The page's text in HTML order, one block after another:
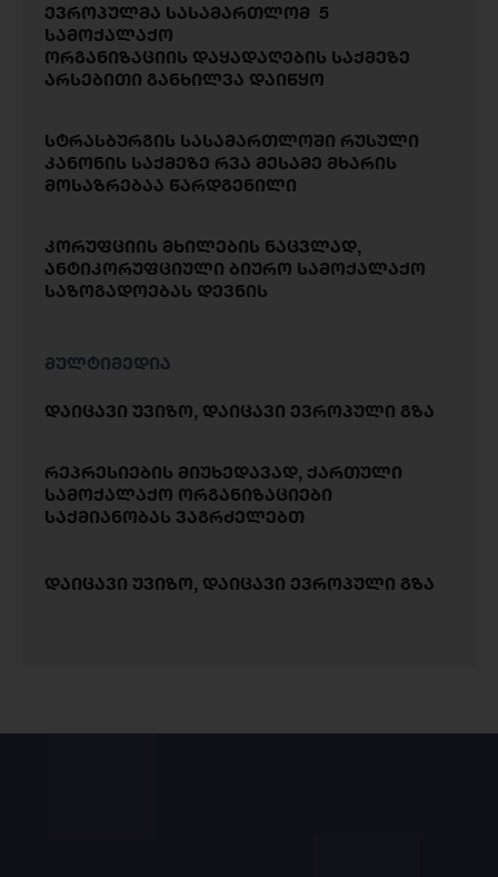
ევროპულმა სასამართლომ 5
სამოქალაქო
ორგანიზაციის დაყადაღების საქმეზე
არსებითი განხილვა დაიწყო
სტრასბურგის სასამართლოში რუსული
კანონის საქმეზე რვა მესამე მხარის
მოსაზრებაა წარდგენილი
კორუფციის მხილების ნაცვლად,
ანტიკორუფციული ბიურო სამოქალაქო
საზოგადოებას დევნის
მულტიმედია
დაიცავი უვიზო, დაიცავი ევროპული გზა
რეპრესიების მიუხედავად, ქართული
სამოქალაქო ორგანიზაციები
საქმიანობას ვაგრძელებთ
დაიცავი უვიზო, დაიცავი ევროპული გზა